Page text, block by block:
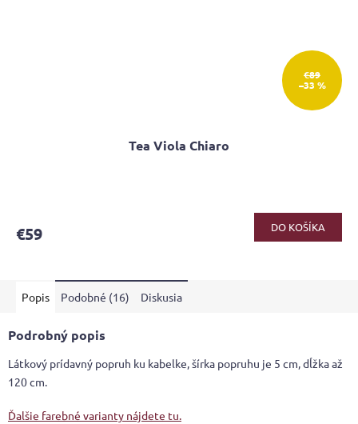
€89
–33 %
Tea Viola Chiaro
je
hviezdičiek.
€59 DO KOŠÍKA
Popis Podobné (16) Diskusia
Podrobný popis
Látkový prídavný popruh ku kabelke, šírka popruhu je 5 cm, dĺžka až
120 cm.
Ďalšie farebné varianty nájdete tu.